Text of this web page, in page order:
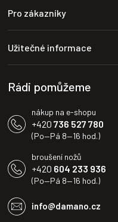
Pro zákazníky
Užitečné informace
Rádi pomůžeme
nákup na e-shopu
+420 736 527 780
(Po—Pá 8—16 hod.)
broušení nožů
+420 604 233 936
(Po—Pá 8—16 hod.)
info@damano.cz